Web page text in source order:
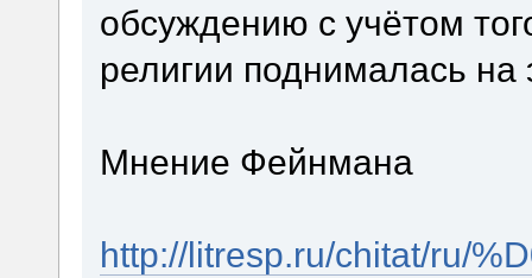
обсуждению с учётом
религии поднималась на
Мнение Фейнмана
http://litresp.ru/chitat/ru/